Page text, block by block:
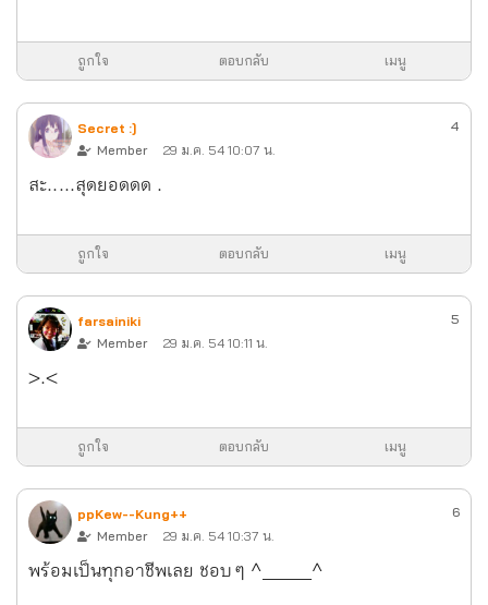
ถูกใจ ตอบกลับ เมนู
Secret :]
Member
29 ม.ค. 54 10:07 น.
4
สะ.....สุดยอดดด .
ถูกใจ ตอบกลับ เมนู
farsainiki
Member
29 ม.ค. 54 10:11 น.
5
>.<
ถูกใจ ตอบกลับ เมนู
ppKew--Kung++
Member
29 ม.ค. 54 10:37 น.
6
พร้อมเป็นทุกอาชีพเลย ชอบ ๆ ^_____^